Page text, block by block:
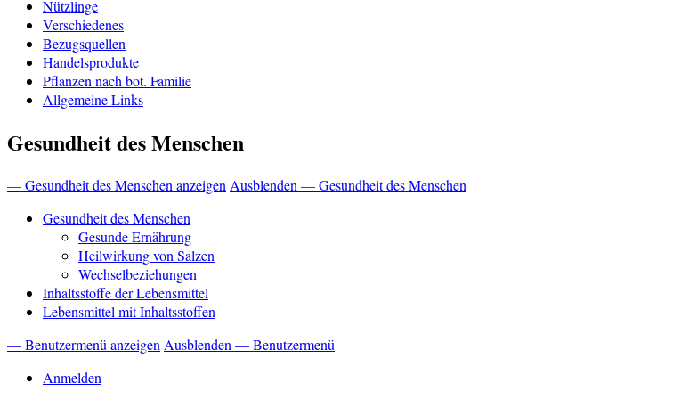
Nützlinge
Verschiedenes
Bezugsquellen
Handelsprodukte
Pflanzen nach bot. Familie
Allgemeine Links
Gesundheit des Menschen
— Gesundheit des Menschen anzeigen Ausblenden — Gesundheit des Menschen
Gesundheit des Menschen
Gesunde Ernährung
Heilwirkung von Salzen
Wechselbeziehungen
Inhaltsstoffe der Lebensmittel
Lebensmittel mit Inhaltsstoffen
Benutzermenü
— Benutzermenü anzeigen Ausblenden — Benutzermenü
Anmelden